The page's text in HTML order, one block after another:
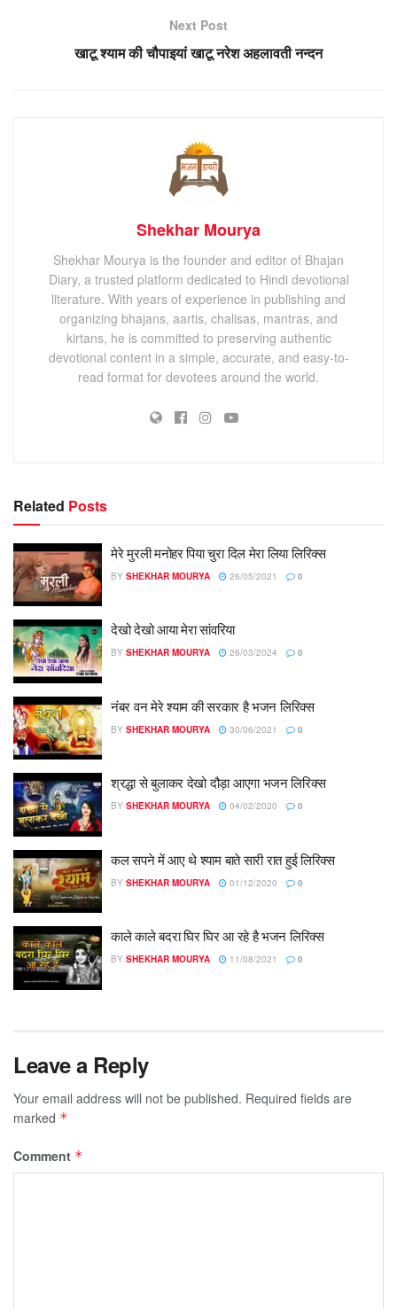
Next Post
खाटू श्याम की चौपाइयां खाटू नरेश अहलावती नन्दन
Shekhar Mourya
Shekhar Mourya is the founder and editor of Bhajan
Diary, a trusted platform dedicated to Hindi devotional
literature. With years of experience in publishing and
organizing bhajans, aartis, chalisas, mantras, and
kirtans, he is committed to preserving authentic
devotional content in a simple, accurate, and easy-to-
read format for devotees around the world.
Related Posts
मेरे मुरली मनोहर पिया चुरा दिल मेरा लिया लिरिक्स
BY SHEKHAR MOURYA 26/05/2021 0
देखो देखो आया मेरा सांवरिया
BY SHEKHAR MOURYA 26/03/2024 0
नंबर वन मेरे श्याम की सरकार है भजन लिरिक्स
BY SHEKHAR MOURYA 30/06/2021 0
श्रद्धा से बुलाकर देखो दौड़ा आएगा भजन लिरिक्स
BY SHEKHAR MOURYA 04/02/2020 0
कल सपने में आए थे श्याम बाते सारी रात हुई लिरिक्स
BY SHEKHAR MOURYA 01/12/2020 0
काले काले बदरा घिर घिर आ रहे है भजन लिरिक्स
BY SHEKHAR MOURYA 11/08/2021 0
Leave a Reply
Your email address will not be published. Required fields are
marked *
Comment *